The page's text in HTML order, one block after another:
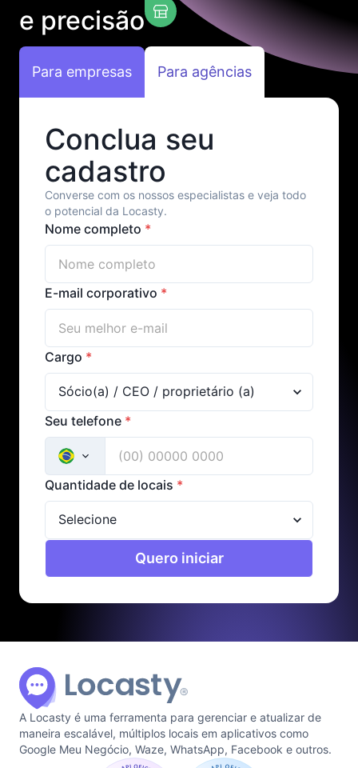
e precisão
Para empresas Para agências
Conclua seu
cadastro
Converse com os nossos especialistas e veja todo
o potencial da Locasty.
Nome completo *
E-mail corporativo *
Cargo *
Seu telefone *
Quantidade de locais *
Quero iniciar
A Locasty é uma ferramenta para gerenciar e atualizar de
maneira escalável, múltiplos locais em aplicativos como
Google Meu Negócio, Waze, WhatsApp, Facebook e outros.